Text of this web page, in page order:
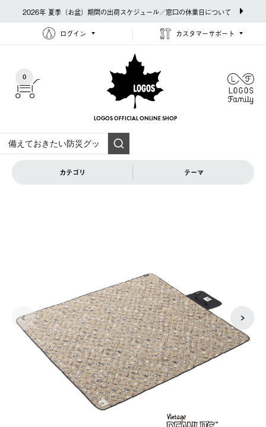
2026年 夏季（お盆）期間の出荷スケジュール／窓口の休業日について
ログイン カスタマーサポート
0
LOGOS OFFICIAL ONLINE SHOP
カテゴリ テーマ